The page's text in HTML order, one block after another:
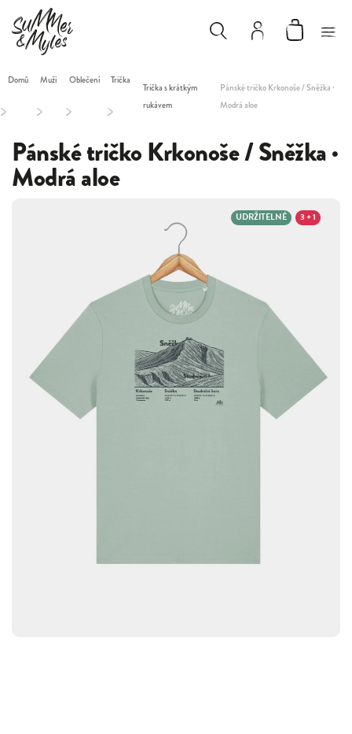
Domů
/
Muži
/
Oblečení
/
Trička
/
Trička s krátkým
rukávem
Pánské tričko Krkonoše / Sněžka ·
Modrá aloe
Pánské tričko Krkonoše / Sněžka ·
Modrá aloe
UDRŽITELNÉ 3 + 1